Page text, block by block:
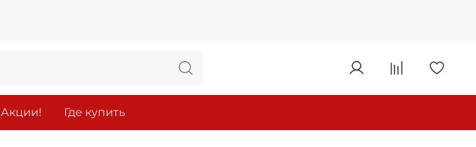
Акции! Где купить